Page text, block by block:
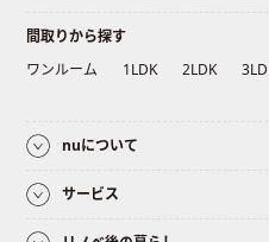
間取りから探す
ワンルーム
1LDK 2LDK
nuについて
サービス